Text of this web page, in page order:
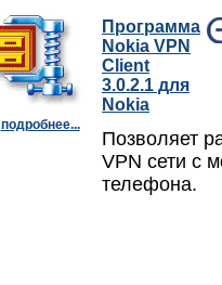
подробнее...
Программа
Nokia VPN
Client
3.0.2.1 для
Nokia
Позволяет
VPN сети с
телефона.